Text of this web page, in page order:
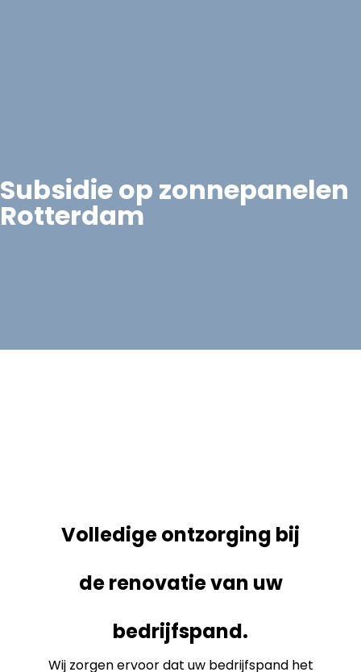
Subsidie op zonnepanelen
Rotterdam
Volledige ontzorging bij
de renovatie van uw
bedrijfspand.
Wij zorgen ervoor dat uw bedrijfspand het